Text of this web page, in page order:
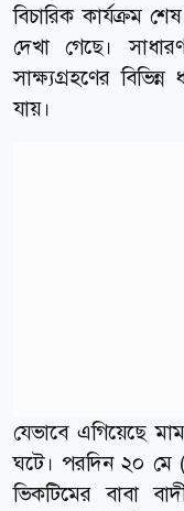
বিচারিক কার্যক্রম
দেখা গেছে।
সাক্ষ্যগ্রহণের
যায়।
যেভাবে এগিয়েছে
ঘটে। পরদিন ২০ মে
ভিকটিমের বাবা